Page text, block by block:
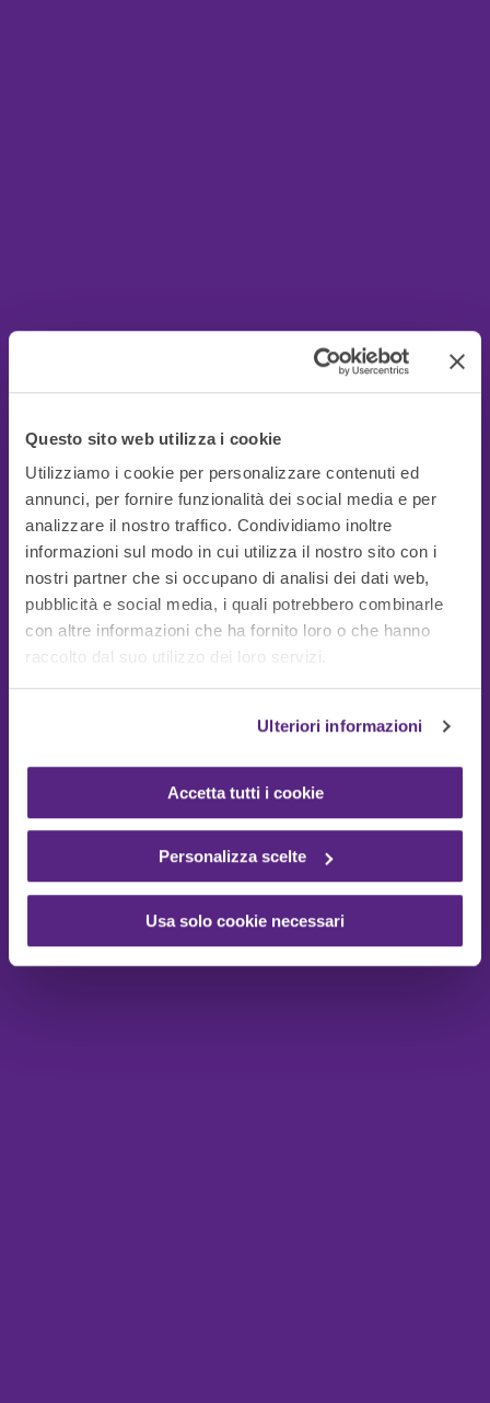
Questo sito web utilizza i cookie
Utilizziamo i cookie per personalizzare contenuti ed
annunci, per fornire funzionalità dei social media e per
analizzare il nostro traffico. Condividiamo inoltre
informazioni sul modo in cui utilizza il nostro sito con i
nostri partner che si occupano di analisi dei dati web,
pubblicità e social media, i quali potrebbero combinarle
con altre informazioni che ha fornito loro o che hanno
raccolto dal suo utilizzo dei loro servizi.
Ulteriori informazioni
Accetta tutti i cookie
Personalizza scelte
Usa solo cookie necessari
Guide Utili